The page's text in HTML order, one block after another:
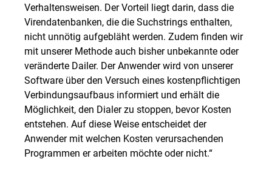
Verhaltensweisen. Der Vorteil liegt darin, dass die
Virendatenbanken, die die Suchstrings enthalten,
nicht unnötig aufgebläht werden. Zudem finden wir
mit unserer Methode auch bisher unbekannte oder
veränderte Dailer. Der Anwender wird von unserer
Software über den Versuch eines kostenpflichtigen
Verbindungsaufbaus informiert und erhält die
Möglichkeit, den Dialer zu stoppen, bevor Kosten
entstehen. Auf diese Weise entscheidet der
Anwender mit welchen Kosten verursachenden
Programmen er arbeiten möchte oder nicht.“